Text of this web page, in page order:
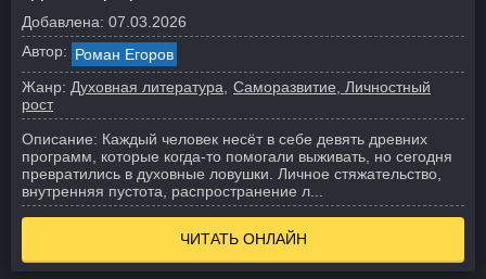
Добавлена: 07.03.2026
Автор: Роман Егоров
Жанр: Духовная литература
Саморазвитие, Личностный
рост
Описание: Каждый человек несёт в себе девять древних
программ, которые когда-то помогали выживать, но сегодня
превратились в духовные ловушки. Личное стяжательство,
внутренняя пустота, распространение л...
ЧИТАТЬ ОНЛАЙН